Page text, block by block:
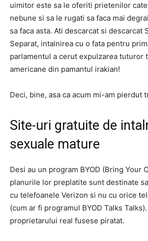
uimitor este sa le oferiti prietenilor
nebune si sa le rugati sa faca mai
sa faca asta. Ati descarcat si descarcat
Separat, intalnirea cu o fata pentru
parlamentul a cerut expulzarea tuturor
americane din pamantul irakian!
Deci, bine, asa ca acum mi-am pierdut
Site-uri gratuite de
sexuale mature
Desi au un program BYOD (Bring Your
planurile lor preplatite sunt destinate
cu telefoanele Verizon si nu cu orice
(cum ar fi programul BYOD Talks
proprietarului real fusese piratat.